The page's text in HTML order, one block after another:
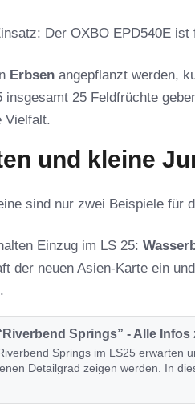
Der OXBO EPD540E
Erbsen angepflanzt werden,
25 Feldfrüchte
Vielfalt.
und kleine
sind nur zwei Beispiele für
Einzug im LS 25:
der neuen Asien-Karte ein
Springs” - Alle Infos
Springs im LS25 erwarten
Detailgrad zeigen werden. In